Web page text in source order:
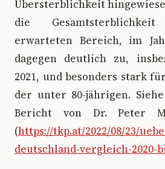
Übersterblichkeit
die
erwarteten Bereich, im
dagegen deutlich zu,
2021, und besonders stark
der unter 80-jährigen.
Bericht von Dr. Peter
(https://tkp.at/2022/08/23/
deutschland-vergleich-2020-